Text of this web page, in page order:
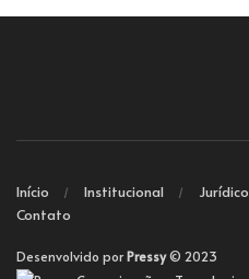
Início Institucional Jurídico
Contato
Desenvolvido porPressy© 2023